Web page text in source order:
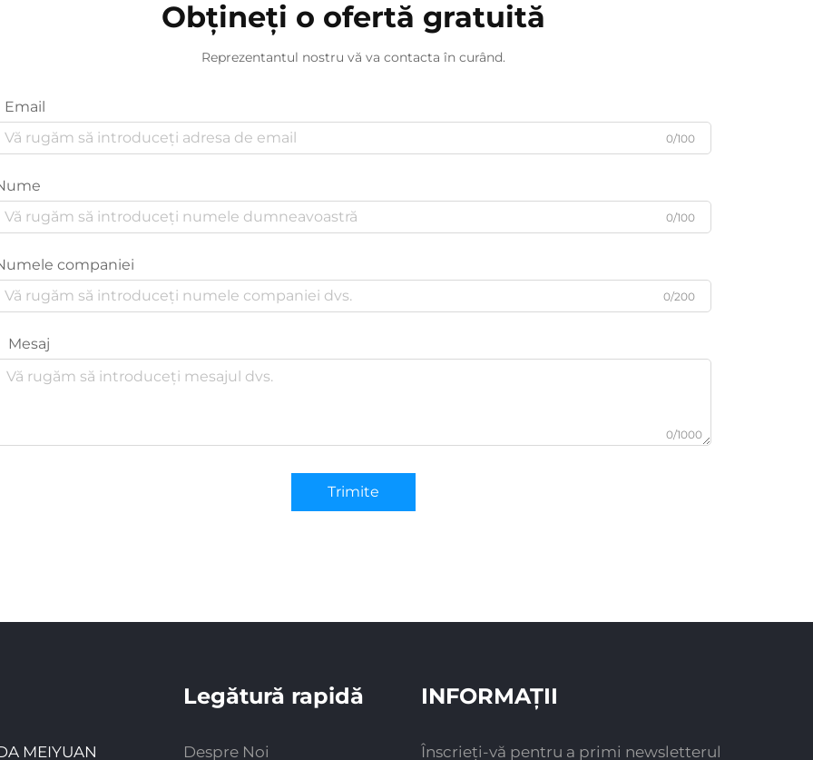
Obțineți o ofertă gratuită
Reprezentantul nostru vă va contacta în curând.
Email
0/100
0/100
companiei
0/200
Mesaj
0/1000
Trimite
MEIYUAN
Legătură rapidă
Despre Noi
INFORMAȚII
Înscrieți-vă pentru a primi newsletterul